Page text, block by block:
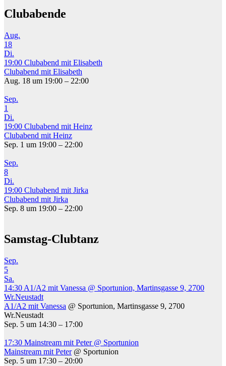
Clubabende
Aug.
18
Di.
19:00 Clubabend mit Elisabeth
Clubabend mit Elisabeth
Aug. 18 um 19:00 – 22:00
Sep.
1
Di.
19:00 Clubabend mit Heinz
Clubabend mit Heinz
Sep. 1 um 19:00 – 22:00
Sep.
8
Di.
19:00 Clubabend mit Jirka
Clubabend mit Jirka
Sep. 8 um 19:00 – 22:00
Samstag-Clubtanz
Sep.
5
Sa.
14:30 A1/A2 mit Vanessa @ Sportunion, Martinsgasse 9, 2700
Wr.Neustadt
A1/A2 mit Vanessa @ Sportunion, Martinsgasse 9, 2700
Wr.Neustadt
Sep. 5 um 14:30 – 17:00
17:30 Mainstream mit Peter @ Sportunion
Mainstream mit Peter @ Sportunion
Sep. 5 um 17:30 – 20:00